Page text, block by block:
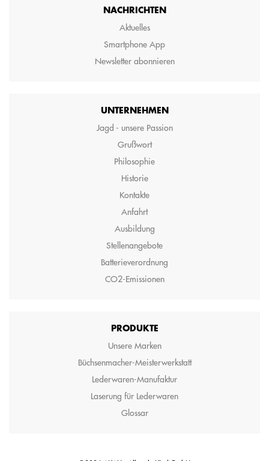
NACHRICHTEN
Aktuelles
Smartphone App
Newsletter abonnieren
UNTERNEHMEN
Jagd - unsere Passion
Grußwort
Philosophie
Historie
Kontakte
Anfahrt
Ausbildung
Stellenangebote
Batterieverordnung
CO2-Emissionen
PRODUKTE
Unsere Marken
Büchsenmacher-Meisterwerkstatt
Lederwaren-Manufaktur
Laserung für Lederwaren
Glossar